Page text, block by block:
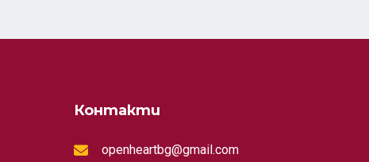
Контакти
openheartbg@gmail.com